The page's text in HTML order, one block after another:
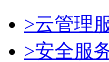
>云管理
>安全服